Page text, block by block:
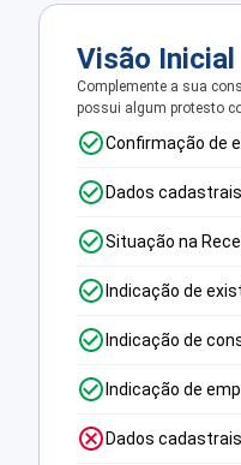
Visão Inicial
Complemente a sua
possui algum protesto
Confirmação de
Dados
Situação na
Indicação de
Indicação de
Indicação de
Dados